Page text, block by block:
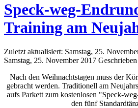
Speck-weg-
Training am
Zuletzt aktualisiert: Samstag, 25.
Samstag, 25. November 2017
Nach den Weihnachtstagen muss der
gebracht werden. Traditionell am
aufs Parkett zum kostenlosen "Speck-
den fünf